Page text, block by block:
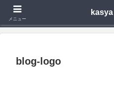
Webアプリ,モバイルアプリの
blog-logo
メニュー